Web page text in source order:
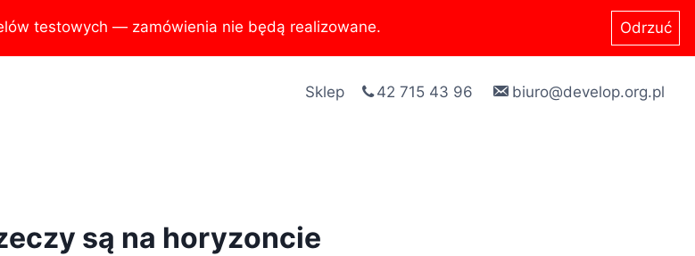
testowych — zamówienia nie będą realizowane. Odrzuć
Sklep 42 715 43 96 biuro@develop.org.pl
są na horyzoncie